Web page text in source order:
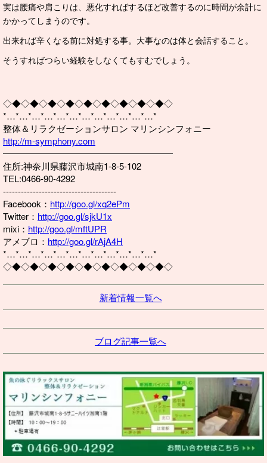
実は腰痛や肩こりは、悪化すればするほど改善するのに時間が余計に
かかってしまうのです。
出来れば辛くなる前に対処する事。大事なのは体と会話すること。
そうすればつらい経験をしなくてもすむでしょう。
◇◆◇◆◇◆◇◆◇◆◇◆◇◆◇◆◇◆◇
*…*…*…*…*…*…*…*…*…*…*…*…*
整体＆リラクゼーションサロン マリンシンフォニー
http://m-symphony.com
━━━━━━━━━━━━━━━━━━━
住所:神奈川県藤沢市城南1-8-5-102
TEL:0466-90-4292
--------------------------------------
Facebook： http://goo.gl/xq2ePm
Twitter： http://goo.gl/sjkU1x
mixi： http://goo.gl/mftUPR
アメブロ： http://goo.gl/rAjA4H
*…*…*…*…*…*…*…*…*…*…*…*…*
◇◆◇◆◇◆◇◆◇◆◇◆◇◆◇◆◇◆◇
新着情報一覧へ
ブログ記事一覧へ